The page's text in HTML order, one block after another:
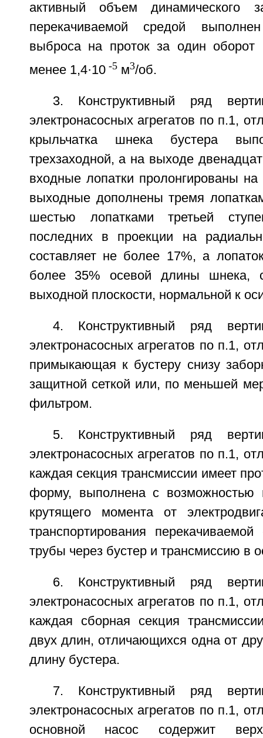
активный объем динамического
перекачиваемой средой
выброса на проток за один оборот
менее 1,4·10-5м3/об.
3. Конструктивный ряд
электронасосных агрегатов по п.1,
крыльчатка шнека бустера
трехзаходной, а на выходе
входные лопатки пролонгированы
выходные дополнены тремя
шестью лопатками третьей
последних в проекции на
составляет не более 17%, а
более 35% осевой длины шнека,
выходной плоскости, нормальной к
4. Конструктивный ряд
электронасосных агрегатов по п.1,
примыкающая к бустеру снизу
защитной сеткой или, по меньшей
фильтром.
5. Конструктивный ряд
электронасосных агрегатов по п.1,
каждая секция трансмиссии имеет
форму, выполнена с возможностью
крутящего момента от
транспортирования
трубы через бустер и трансмиссию в
6. Конструктивный ряд
электронасосных агрегатов по п.1,
каждая сборная секция
двух длин, отличающихся одна от
длину бустера.
7. Конструктивный ряд
электронасосных агрегатов по п.1,
основной насос содержит